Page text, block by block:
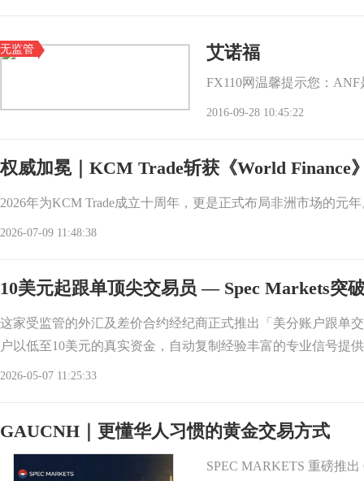
无监管 艾诺福
FX110网温馨提示您：
2016-09-28 10:45:22
权威加冕｜KCM Trade斩获《World Finance
2026年为KCM Trade成立十周年，更是正式布局非洲市场的元
2026-07-09 11:48:38
10美元起跟单顶尖交易员 — Spec Markets突
这家受监管的外汇及差价合约经纪商正式推出「美分账户跟单
户以低至10美元的真实资金，自动复制经验丰富的专业信号提
2026-05-07 11:25:33
GAUCNH｜更懂华人习惯的黄金交易方式
SPEC MARKETS 重磅推